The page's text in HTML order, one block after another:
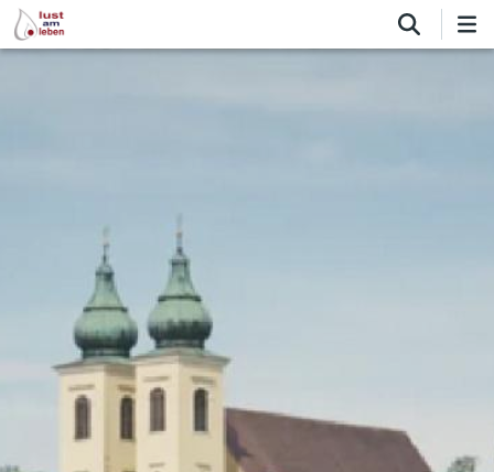
Direkt
zum
Inhalt